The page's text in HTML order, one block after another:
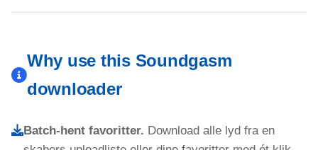
Why use this Soundgasm
downloader
Batch-hent favoritter. Download alle lyd fra en